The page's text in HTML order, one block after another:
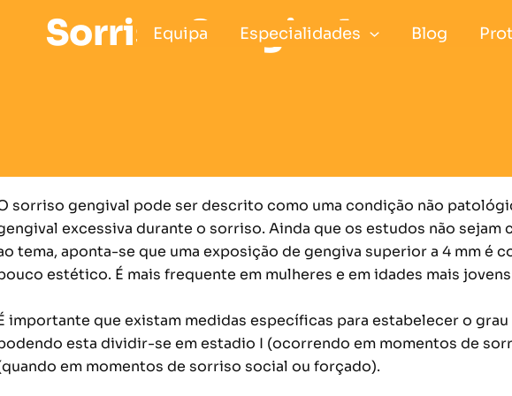
Equipa Especialidades Blog
Sorriso Gengival
sorriso gengival pode ser descrito como uma condição não
excessiva durante o sorriso. Ainda que os estudos não
tema, aponta-se que uma exposição de gengiva superior a 4 mm é
estético. É mais frequente em mulheres e em idades mais
importante que existam medidas específicas para estabelecer o
esta dividir-se em estadio I (ocorrendo em momentos de
em momentos de sorriso social ou forçado).